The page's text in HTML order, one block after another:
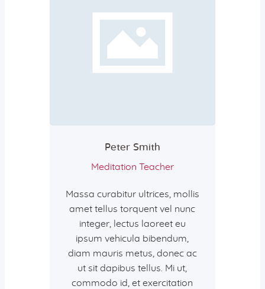
Peter Smith
Meditation Teacher
Massa curabitur ultrices, mollis
amet tellus torquent vel nunc
integer, lectus laoreet eu
ipsum vehicula bibendum,
diam mauris metus, donec ac
ut sit dapibus tellus. Mi ut,
commodo id, et exercitation